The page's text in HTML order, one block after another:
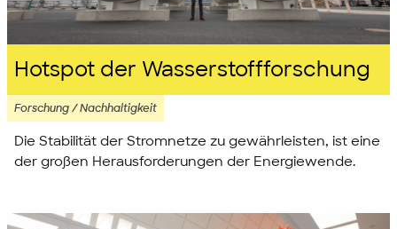
Hotspot der Wasserstoffforschung
Forschung / Nachhaltigkeit
Die Stabilität der Stromnetze zu gewährleisten, ist eine
der großen Herausforderungen der Energiewende.